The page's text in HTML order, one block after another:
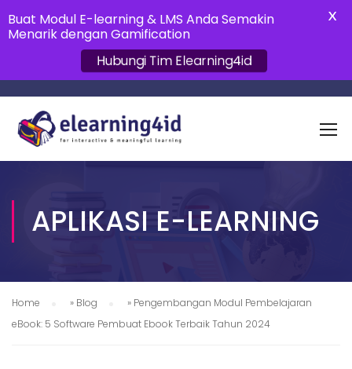
APLIKASI E-LEARNING
Home » Blog » Pengembangan Modul Pembelajaran
eBook: 5 Software Pembuat Ebook Terbaik Tahun 2024
Buat Modul E-learning & LMS Anda Semakin
Menarik dengan Gamification
Hubungi Tim Elearning4id
X